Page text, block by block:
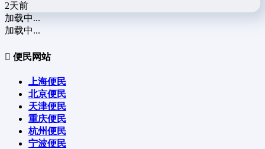
2天前
加载中...
加载中...
便民网站
上海便民
北京便民
天津便民
重庆便民
杭州便民
宁波便民